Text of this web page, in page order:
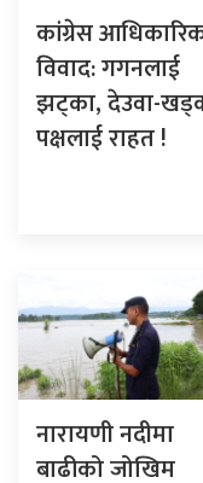
कांग्रेस
विवाद: गगनलाई
झट्का, देउवा-
पक्षलाई राहत !
नारायणी नदीमा
बाढीको जोखिम